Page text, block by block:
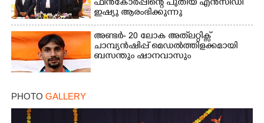
ഫിൻകോർപ്പിന്റെ പുതിയ എൻസിഡി
ഇഷ്യു ആരംഭിക്കുന്നു
അണ്ടർ- 20 ലോക അത്‌ലറ്റിക്സ്
ചാമ്പ്യൻഷിപ്പ് മെഡൽത്തിളക്കമായി
ബസന്തും ഷാനവാസും
PHOTO GALLERY